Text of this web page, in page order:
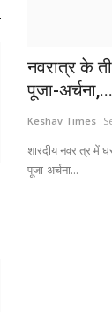
नवरात्र के
पूजा-अर्चना,...
Keshav Times
शारदीय नवरात्र में
पूजा-अर्चना...